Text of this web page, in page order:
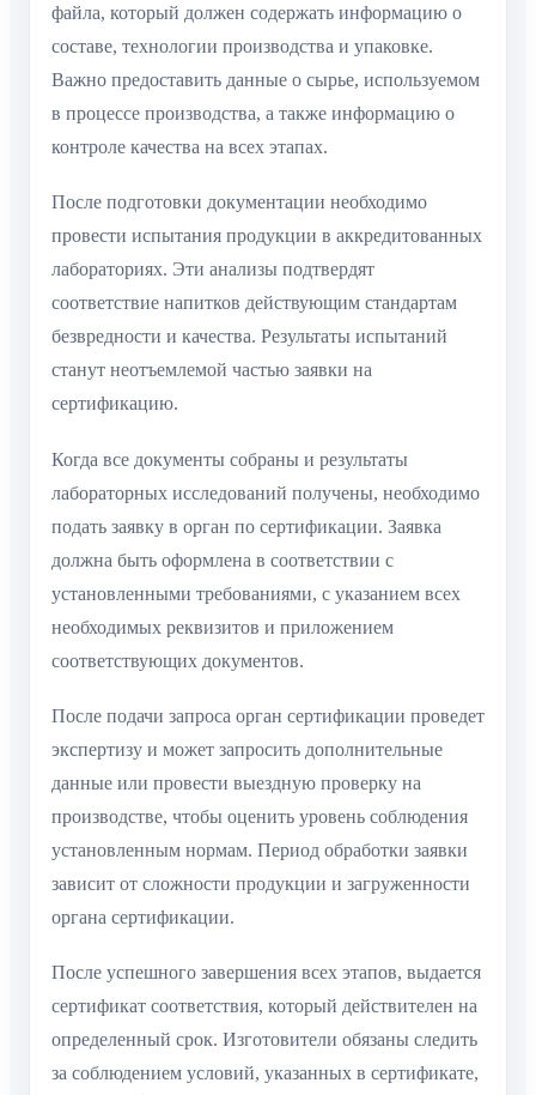
файла, который должен содержать информацию о
составе, технологии производства и упаковке.
Важно предоставить данные о сырье, используемом
в процессе производства, а также информацию о
контроле качества на всех этапах.
После подготовки документации необходимо
провести испытания продукции в аккредитованных
лабораториях. Эти анализы подтвердят
соответствие напитков действующим стандартам
безвредности и качества. Результаты испытаний
станут неотъемлемой частью заявки на
сертификацию.
Когда все документы собраны и результаты
лабораторных исследований получены, необходимо
подать заявку в орган по сертификации. Заявка
должна быть оформлена в соответствии с
установленными требованиями, с указанием всех
необходимых реквизитов и приложением
соответствующих документов.
После подачи запроса орган сертификации проведет
экспертизу и может запросить дополнительные
данные или провести выездную проверку на
производстве, чтобы оценить уровень соблюдения
установленным нормам. Период обработки заявки
зависит от сложности продукции и загруженности
органа сертификации.
После успешного завершения всех этапов, выдается
сертификат соответствия, который действителен на
определенный срок. Изготовители обязаны следить
за соблюдением условий, указанных в сертификате,